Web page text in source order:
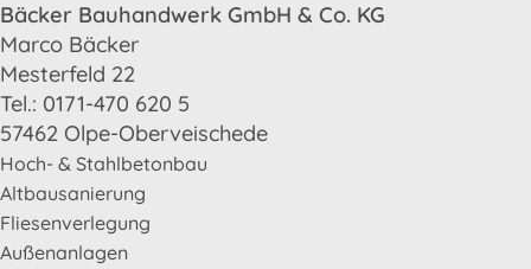
Bäcker Bauhandwerk GmbH & Co. KG
Marco Bäcker
Mesterfeld 22
Tel.: 0171-470 620 5
57462 Olpe-Oberveischede
Hoch- & Stahlbetonbau
Altbausanierung
Fliesenverlegung
Außenanlagen